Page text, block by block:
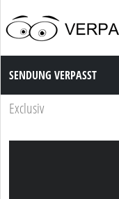
Sendung Verpasst
SENDUNG VERPASST
Exclusiv